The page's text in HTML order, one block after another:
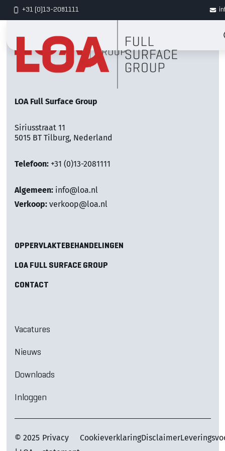
+31 (0)13-2081111
LOA Full Surface Group
Siriusstraat 11
5015 BT Tilburg, Nederland
Telefoon: +31 (0)13-2081111
Algemeen: info@loa.nl
Verkoop: verkoop@loa.nl
OPPERVLAKTEBEHANDELINGEN
LOA FULL SURFACE GROUP
CONTACT
Vacatures
Nieuws
Downloads
Inloggen
© 2025 Privacy
CookieverklaringDisclaimer